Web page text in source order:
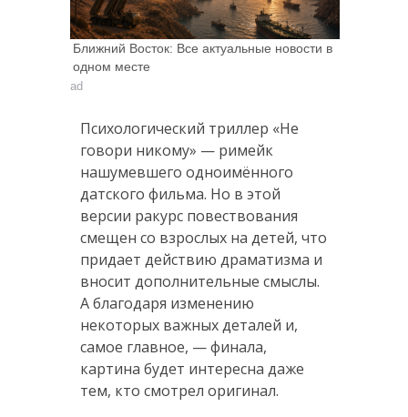
Ближний Восток: Все актуальные новости в
одном месте
ad
Психологический триллер «Не
говори никому» — римейк
нашумевшего одноимённого
датского фильма. Но в этой
версии ракурс повествования
смещен со взрослых на детей, что
придает действию драматизма и
вносит дополнительные смыслы.
А благодаря изменению
некоторых важных деталей и,
самое главное, — финала,
картина будет интересна даже
тем, кто смотрел оригинал.